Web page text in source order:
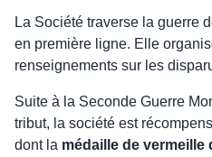
La Société traverse la guerre
en première ligne. Elle
renseignements sur les
Suite à la Seconde Guerre
tribut, la société est
dont la médaille de vermeille